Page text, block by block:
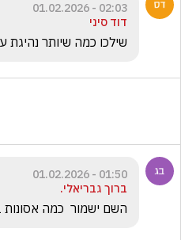
02:03 - 01.02.2026
דוד סיני
שילכו כמה שיותר נהיגת
01:50 - 01.02.2026
ברוך גבריאלי.
השם ישמור  כמה